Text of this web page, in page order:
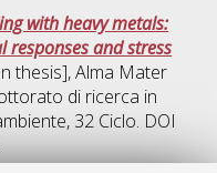
with heavy metals:
and stress
thesis], Alma Mater
di ricerca in
, 32 Ciclo. DOI